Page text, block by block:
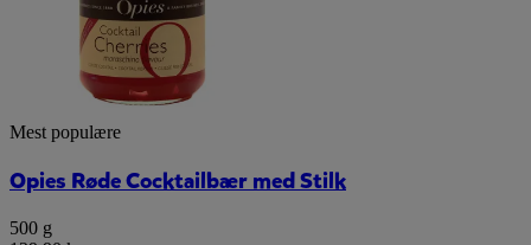
Mest populære
Opies Røde Cocktailbær med Stilk
500 g